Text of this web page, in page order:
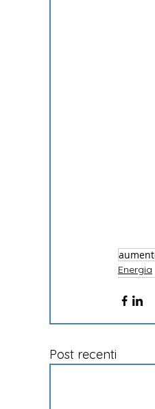
Energia
Post recenti